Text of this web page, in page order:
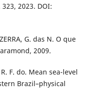
2023. DOI:
G. das N. O que
2009.
R. F. do. Mean sea-level
Brazil–physical